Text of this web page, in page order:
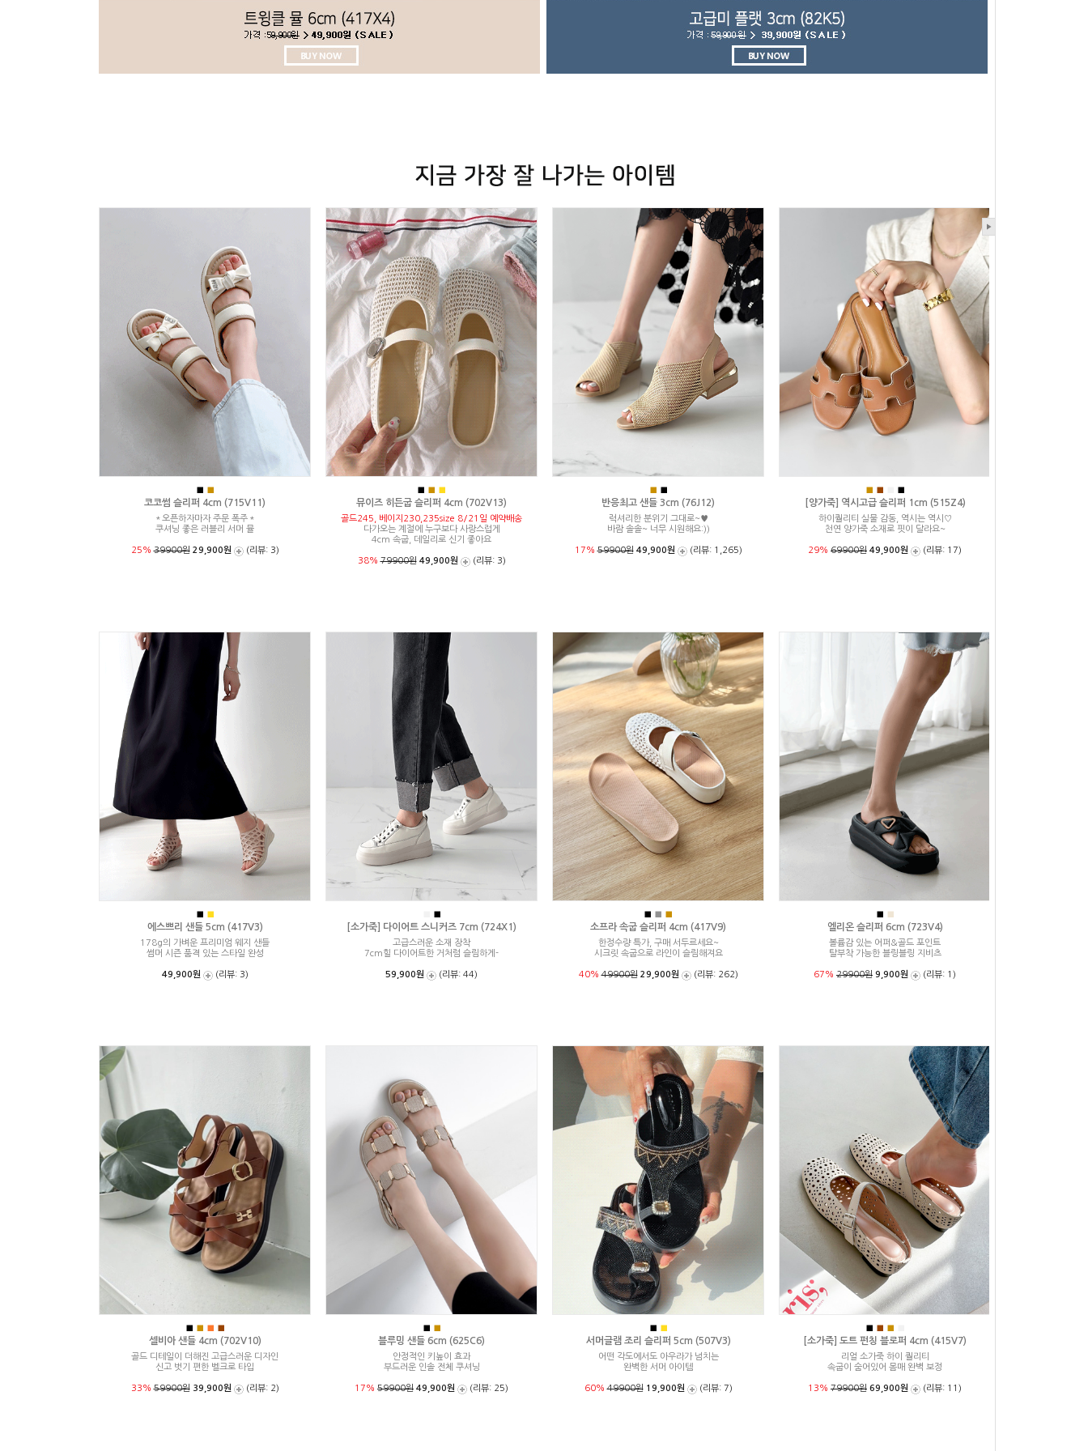
■ ■
코코썸 슬리퍼 4cm (715V11)
＊오픈하자마자 주문 폭주＊
쿠셔닝 좋은 러블리 서머 뮬
25%39900원 29,900원 (리뷰: 3)
■ ■ ■
뮤이즈 히든굽 슬리퍼 4cm (702V13)
골드245, 베이지230,235size 8/21일 예약배송
다가오는 계절에 누구보다 사랑스럽게
4cm 속굽, 데일리로 신기 좋아요
38%79900원 49,900원 (리뷰: 3)
■ ■
반응최고 샌들 3cm (76J12)
럭셔리한 분위기 그대로~♥
바람 솔솔~ 너무 시원해요:))
17%59900원 49,900원 (리뷰: 1,265)
■ ■ ■
[양가죽] 역시고급 슬리퍼 1cm (515Z4)
하이퀄리티 실물 감동, 역시는 역시♡
천연 양가죽 소재로 핏이 달라요~
29% 69900원 49,900원 (리뷰: 17)
■ ■
에스쁘리 샌들 5cm (417V3)
178g의 가벼운 프리미엄 웨지 샌들
썸머 시즌 품격 있는 스타일 완성
49,900원 (리뷰: 3)
■
[소가죽] 다이어트 스니커즈 7cm (724X1)
고급스러운 소재 장착
7cm힐 다이어트한 거처럼 슬림하게-
59,900원 (리뷰: 44)
■ ■ ■
소프라 속굽 슬리퍼 4cm (417V9)
한정수량 특가, 구매 서두르세요~
시크릿 속굽으로 라인이 슬림해져요
40%49900원 29,900원 (리뷰: 262)
■
엘리온 슬리퍼 6cm (723V4)
볼륨감 있는 어퍼&골드 포인트
탈부착 가능한 블링블링 지비츠
67% 29900원 9,900원 (리뷰: 1)
■ ■ ■ ■
셀비아 샌들 4cm (702V10)
골드 디테일이 더해진 고급스러운 디자인
신고 벗기 편한 벨크로 타입
33%59900원 39,900원 (리뷰: 2)
■ ■
블루밍 샌들 6cm (625C6)
안정적인 키높이 효과
부드러운 인솔 전체 쿠셔닝
17% 59900원 49,900원 (리뷰: 25)
■ ■
서머글램 조리 슬리퍼 5cm (507V3)
어떤 각도에서도 아우라가 넘치는
완벽한 서머 아이템
60%49900원 19,900원 (리뷰: 7)
■ ■ ■
[소가죽] 도트 펀칭 블로퍼 4cm (415V7)
리얼 소가죽 하이 퀄리티
속굽이 숨어있어 몸매 완벽 보정
13% 79900원 69,900원 (리뷰: 11)